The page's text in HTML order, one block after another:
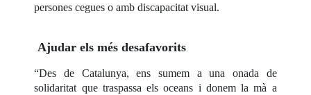
persones cegues o amb discapacitat visual.
Ajudar els més desafavorits
“Des de Catalunya, ens sumem a una onada de
solidaritat que traspassa els oceans i donem la mà a